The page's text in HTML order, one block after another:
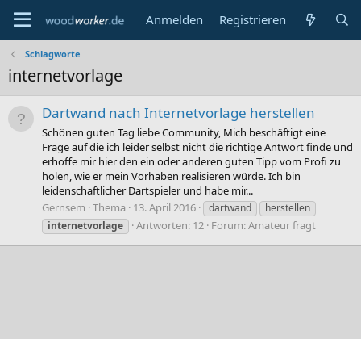
Anmelden Registrieren
Schlagworte
internetvorlage
Dartwand nach Internetvorlage herstellen
Schönen guten Tag liebe Community, Mich beschäftigt eine
Frage auf die ich leider selbst nicht die richtige Antwort finde und
erhoffe mir hier den ein oder anderen guten Tipp vom Profi zu
holen, wie er mein Vorhaben realisieren würde. Ich bin
leidenschaftlicher Dartspieler und habe mir...
Gernsem Thema 13. April 2016 dartwand
herstellen
internetvorlage
Antworten: 12 Forum:Amateur fragt